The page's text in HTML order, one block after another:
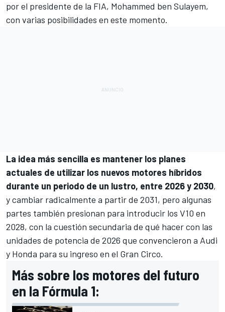
por el presidente de la FIA, Mohammed ben Sulayem,
con varias posibilidades en este momento.
La idea más sencilla es mantener los planes
actuales de utilizar los nuevos motores híbridos
durante un periodo de un lustro, entre 2026 y 2030,
y cambiar radicalmente a partir de 2031, pero algunas
partes también presionan para introducir los V10 en
2028, con la cuestión secundaria de qué hacer con las
unidades de potencia de 2026 que convencieron a Audi
y Honda para su ingreso en el Gran Circo.
Más sobre los motores del futuro
en la Fórmula 1: